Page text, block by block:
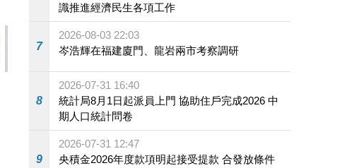
識推進經濟民生各項工作
7
2026-08-03 22:03
岑浩輝在福建廈門、龍岩兩市考察調研
8
2026-07-31 16:40
統計局8月1日起派員上門 協助住戶完成2026 中
期人口統計問卷
9
2026-07-31 12:47
央積金2026年度款項明起接受提款 合發放條件